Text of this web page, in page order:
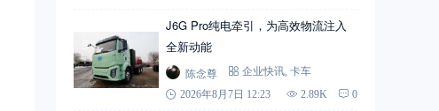
J6G Pro纯电牵引，为高效物流注入
全新动能
陈念尊 企业快讯 卡车
2026年8月7日 12:23
2.89K 0